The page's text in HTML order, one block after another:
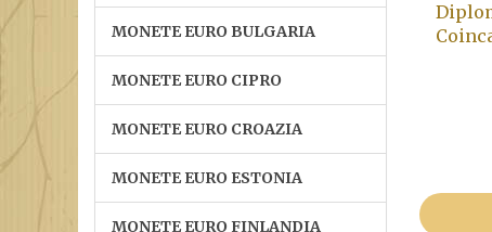
MONETE EURO BULGARIA
MONETE EURO CIPRO
MONETE EURO CROAZIA
MONETE EURO ESTONIA
MONETE EURO FINLANDIA